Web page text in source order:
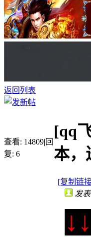
返回列表
查看: 14809|回
复: 6
[qq
本，
[复制链
发